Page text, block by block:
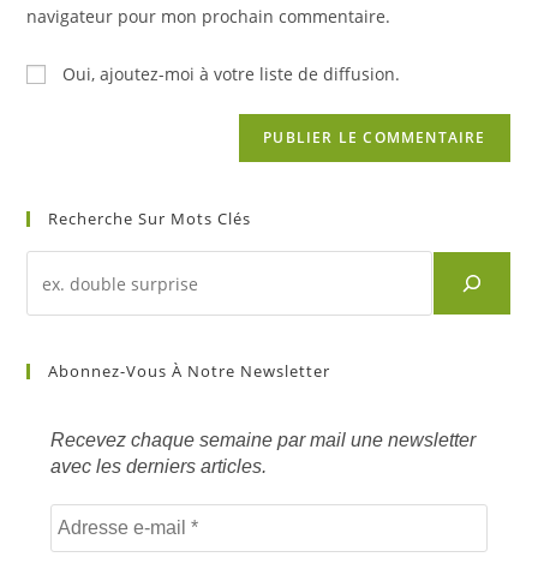
(facultatif)
navigateur pour mon prochain commentaire.
Oui, ajoutez-moi à votre liste de diffusion.
Recherche Sur Mots Clés
d'un
mots
Abonnez-Vous À Notre Newsletter
Recevez chaque semaine par mail une newsletter
avec les derniers articles.